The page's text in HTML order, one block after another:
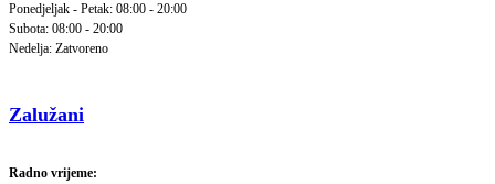
Ponedjeljak - Petak: 08:00 - 20:00
Subota: 08:00 - 20:00
Nedelja: Zatvoreno
Zalužani
Radno vrijeme: